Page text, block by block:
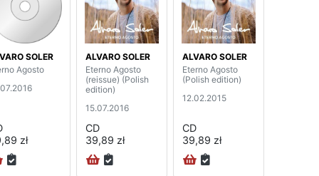
SOLER
Agosto
zł
ALVARO SOLER
Eterno Agosto
(reissue) (Polish
edition)
15.07.2016
CD
39,89 zł
ALVARO SOLER
Eterno Agosto
(Polish edition)
12.02.2015
CD
39,89 zł